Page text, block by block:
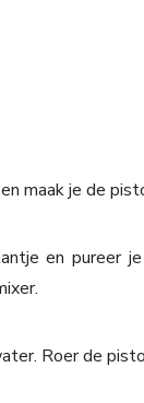
maak je de
en pureer
Roer de